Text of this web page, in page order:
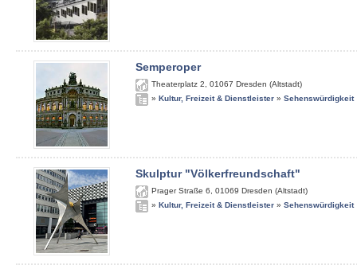
Semperoper
Theaterplatz 2 01067 Dresden (Altstadt)
» Kultur, Freizeit & Dienstleister » Sehenswürdigkeit
Skulptur "Völkerfreundschaft"
Prager Straße 6 01069 Dresden (Altstadt)
» Kultur, Freizeit & Dienstleister » Sehenswürdigkeit